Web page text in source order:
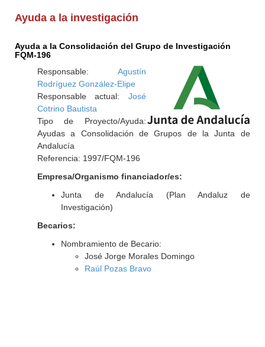
Ayuda a la investigación
Ayuda a la Consolidación del Grupo de Investigación
FQM-196
Responsable: Agustín
Rodríguez González-Elipe
Responsable actual: José
Cotrino Bautista
Tipo de Proyecto/Ayuda:
Ayudas a Consolidación de Grupos de la Junta de
Andalucía
Referencia: 1997/FQM-196
Empresa/Organismo financiador/es:
Junta de Andalucía (Plan Andaluz de
Investigación)
Becarios:
Nombramiento de Becario:
José Jorge Morales Domingo
Raúl Pozas Bravo